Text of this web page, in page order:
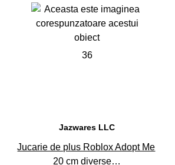
36
Jazwares LLC
Jucarie de plus Roblox Adopt Me
20 cm diverse…